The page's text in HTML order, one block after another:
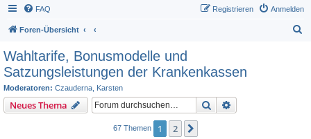
FAQ Anmelden
Registrieren
Foren-Übersicht
Wahltarife, Bonusmodelle und
Satzungsleistungen der Krankenkassen
Moderatoren: Czauderna Karsten
Neues Thema Suche
67 Themen 1 2